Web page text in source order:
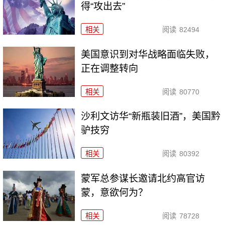
得“攻出去”
相关 阅读 82494
美国意识到对华战略面临失败，
正在调整转向
相关 阅读 80770
沙利文访华“新瓶装旧酒”，美国黔
驴技穷
相关 阅读 80392
​蒙军总参谋长邀请北约高官访
蒙，意欲何为？
相关 阅读 78728